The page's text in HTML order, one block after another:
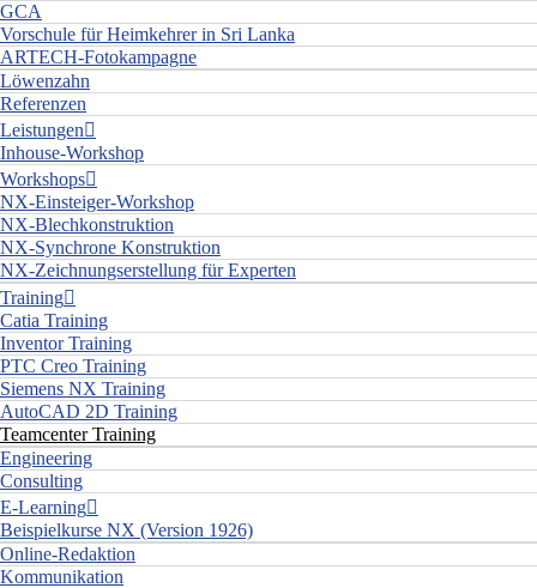
GCA
Vorschule für Heimkehrer in Sri Lanka
ARTECH-Fotokampagne
Löwenzahn
Referenzen
Leistungen
Inhouse-Workshop
Workshops
NX-Einsteiger-Workshop
NX-Blechkonstruktion
NX-Synchrone Konstruktion
NX-Zeichnungserstellung für Experten
Training
Catia Training
Inventor Training
PTC Creo Training
Siemens NX Training
AutoCAD 2D Training
Teamcenter Training
Engineering
Consulting
E-Learning
Beispielkurse NX (Version 1926)
Online-Redaktion
Kommunikation